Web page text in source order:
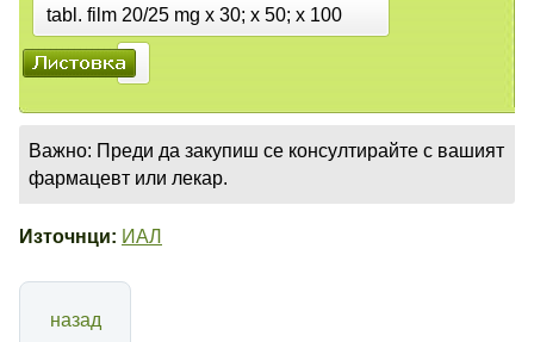
tabl. film 20/25 mg x 30; x 50; x 100
Важно: Преди да закупиш се консултирайте с вашият
фармацевт или лекар.
Източнци: ИАЛ
назад